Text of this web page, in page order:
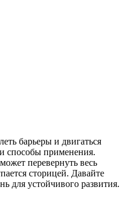
барьеры и двигаться
способы применения.
перевернуть весь
сторицей. Давайте
для устойчивого развития.